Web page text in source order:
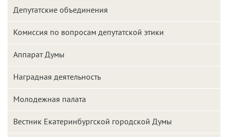
Депутатские объединения
Комиссия по вопросам депутатской этики
Аппарат Думы
Наградная деятельность
Молодежная палата
Вестник Екатеринбургской городской Думы